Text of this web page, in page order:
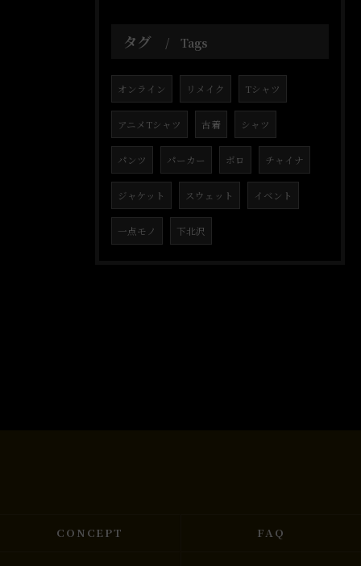
タグ Tags
オンライン リメイク Tシャツ
アニメTシャツ 古着 シャツ
パンツ パーカー ボロ チャイナ
ジャケット スウェット イベント
一点モノ 下北沢
CONCEPT FAQ